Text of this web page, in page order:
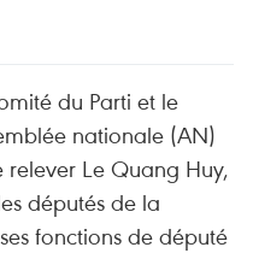
du Parti et le
nationale (AN)
Le Quang Huy,
députés de la
fonctions de député